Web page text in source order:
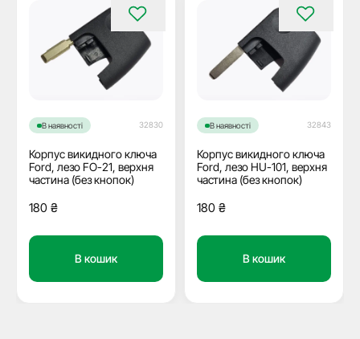
В наявності 32830
Корпус викидного ключа
Ford, лезо FO-21, верхня
частина (без кнопок)
180 ₴
В кошик
В наявності 32843
Корпус викидного ключа
Ford, лезо HU-101, верхня
частина (без кнопок)
180 ₴
В кошик